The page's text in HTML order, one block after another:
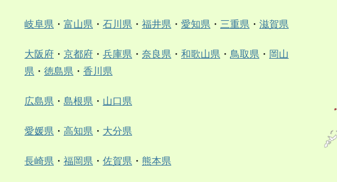
岐阜県 ・ 富山県 ・ 石川県 ・ 福井県 ・ 愛知県 ・ 三重県 ・ 滋賀県
大阪府 ・ 京都府 ・ 兵庫県 ・ 奈良県 ・ 和歌山県 ・ 鳥取県 ・ 岡山
県 ・ 徳島県 ・ 香川県
広島県 ・ 島根県 ・ 山口県
愛媛県 ・ 高知県 ・ 大分県
長崎県 ・ 福岡県 ・ 佐賀県 ・ 熊本県